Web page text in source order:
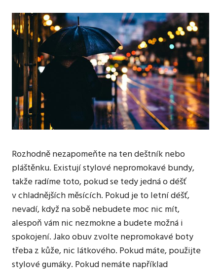
Rozhodně nezapomeňte na ten deštník nebo
pláštěnku. Existují stylové nepromokavé bundy,
takže radíme toto, pokud se tedy jedná o déšť
v chladnějších měsících. Pokud je to letní déšť,
nevadí, když na sobě nebudete moc nic mít,
alespoň vám nic nezmokne a budete možná i
spokojení. Jako obuv zvolte nepromokavé boty
třeba z kůže, nic látkového. Pokud máte, použijte
stylové gumáky. Pokud nemáte například